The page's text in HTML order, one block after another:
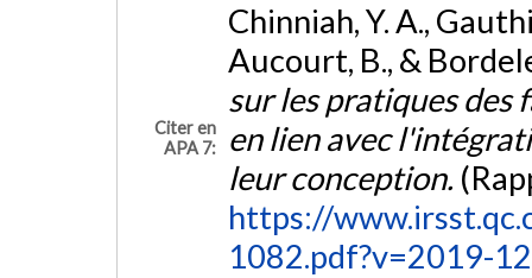
Citer en
APA 7:
Chinniah, Y. A.,
Aucourt, B., &
sur les pratiques des
en lien avec
leur conception.
https://
1082.pdf?v=2019-